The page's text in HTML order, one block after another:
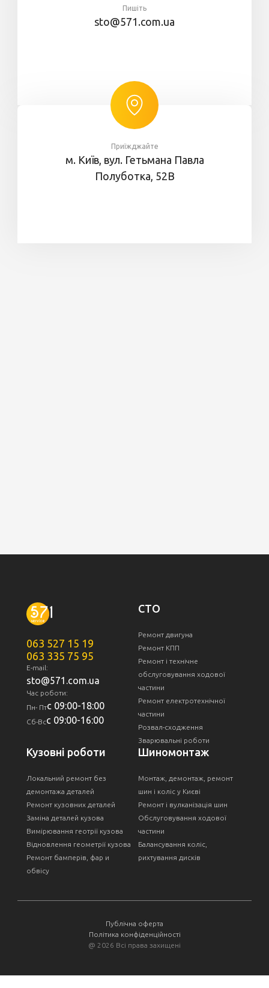
Пишіть
sto@571.com.ua
Приїжджайте
м. Київ, вул. Гетьмана Павла
Полуботка, 52В
063 527 15 19
063 335 75 95
E-mail:
sto@571.com.ua
Час роботи:
Пн- Птс 09:00-18:00
Сб-Всс 09:00-16:00
СТО
Ремонт двигуна
Ремонт КПП
Ремонт і технічне
обслуговування ходової
частини
Ремонт електротехнічної
частини
Розвал-сходження
Зварювальні роботи
Кузовні роботи
Локальний ремонт без
демонтажа деталей
Ремонт кузовних деталей
Заміна деталей кузова
Вимірювання геотрії кузова
Відновлення геометрії кузова
Ремонт бамперів, фар и
обвісу
Шиномонтаж
Монтаж, демонтаж, ремонт
шин і коліс у Києві
Ремонт і вулканізація шин
Обслуговування ходової
частини
Балансування коліс,
рихтування дисків
Публічна оферта
Політика конфіденційності
@ 2026 Всі права захищені